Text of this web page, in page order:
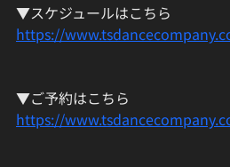
▼スケジュールはこちら
https://
▼ご予約はこちら
https://